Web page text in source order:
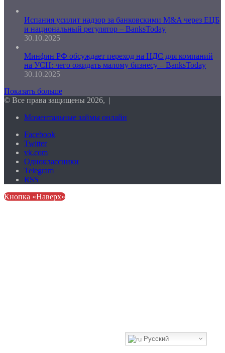
Испания усилит надзор за банковскими M&A через ЕЦБ
и национальный регулятор – BanksToday
30.10.2025
Минфин РФ обсуждает переход на НДС для компаний
на УСН: чего ожидать малому бизнесу – BanksToday
30.10.2025
Показать больше
© Все права защищены 2026, |
Моментальные займы онлайн
Facebook
Twitter
vk.com
Одноклассники
Telegram
RSS
Кнопка «Наверх»
Русский